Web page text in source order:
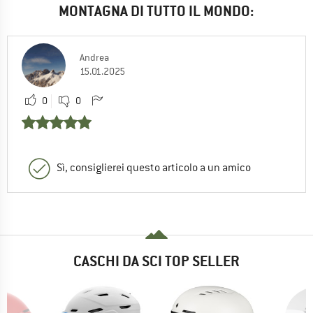
MONTAGNA DI TUTTO IL MONDO:
Andrea
15.01.2025
0 0
Sì, consiglierei questo articolo a un amico
CASCHI DA SCI TOP SELLER